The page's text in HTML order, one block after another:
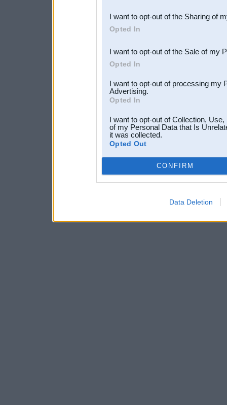
Downstream Participants
third parties.
I want to opt-out of the Sharing of
Opted In
I want to opt-out of the Sale of my
Opted In
I want to opt-out of processing my
Advertising.
Opted In
I want to opt-out of Collection,
of my Personal Data that Is
it was collected.
Opted Out
CONFIRM
Data Deletion